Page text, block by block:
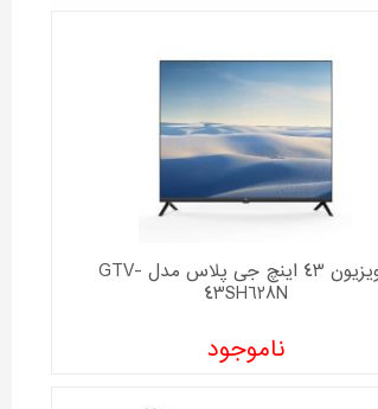
تلویزیون 43 اینچ جی پلاس مدل GTV-
43SH628N
ناموجود